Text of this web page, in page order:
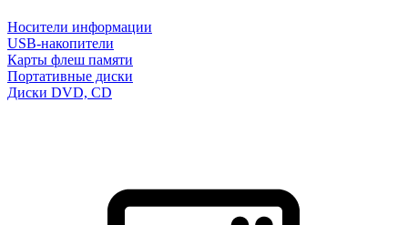
Носители информации
USB-накопители
Карты флеш памяти
Портативные диски
Диски DVD, CD